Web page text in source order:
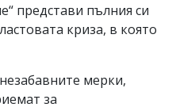
представи пълния си
криза, в която
мерки,
за